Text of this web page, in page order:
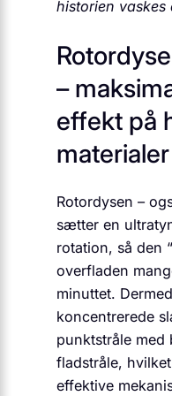
historien vaskes
–
effekt på
materialer
Rotordysen –
sætter en
rotation, så den
overfladen
minuttet.
koncentrerede
punktstråle med
fladstråle,
effektive